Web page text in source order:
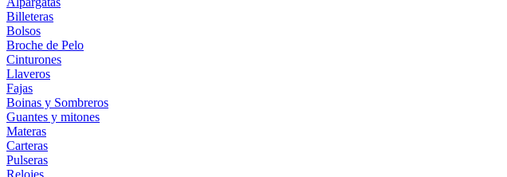
Billeteras
Bolsos
Broche de Pelo
Cinturones
Llaveros
Fajas
Boinas y Sombreros
Guantes y mitones
Materas
Carteras
Pulseras
Relojes